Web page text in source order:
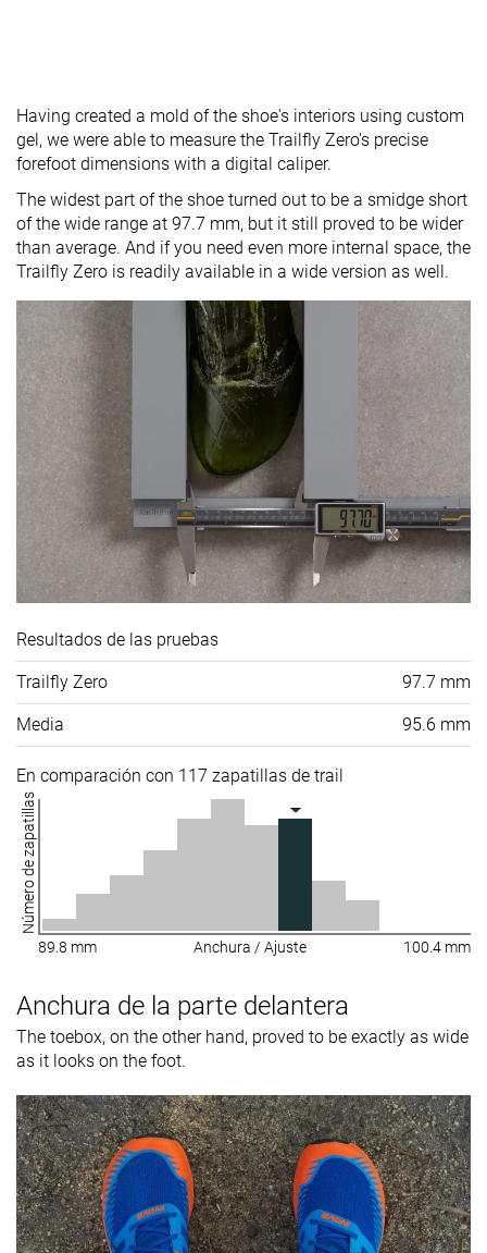
Having created a mold of the shoe's interiors using custom
gel, we were able to measure the Trailfly Zero's precise
forefoot dimensions with a digital caliper.
The widest part of the shoe turned out to be a smidge short
of the wide range at 97.7 mm, but it still proved to be wider
than average. And if you need even more internal space, the
Trailfly Zero is readily available in a wide version as well.
Resultados de las pruebas
Trailfly Zero 97.7 mm
Media 95.6 mm
En comparación con 117 zapatillas de trail
Número de zapatillas
89.8 mm Anchura / Ajuste 100.4 mm
Anchura de la parte delantera
The toebox, on the other hand, proved to be exactly as wide
as it looks on the foot.